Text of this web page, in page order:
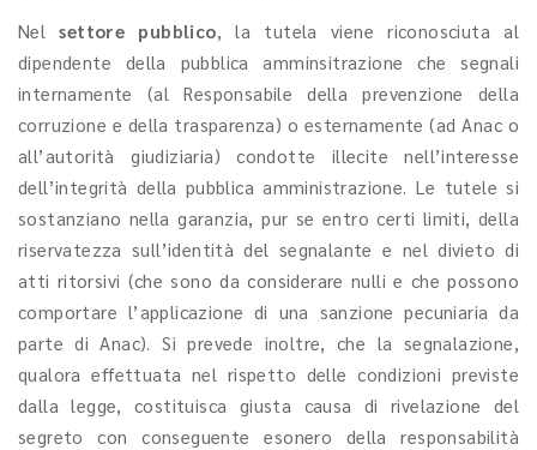
Nelsettore pubblico, la tutela viene riconosciuta al
dipendente della pubblica amminsitrazione che segnali
internamente (al Responsabile della prevenzione della
corruzione e della trasparenza) o esternamente (ad Anac o
all’autorità giudiziaria) condotte illecite nell’interesse
dell’integrità della pubblica amministrazione. Le tutele si
sostanziano nella garanzia, pur se entro certi limiti, della
riservatezza sull’identità del segnalante e nel divieto di
atti ritorsivi (che sono da considerare nulli e che possono
comportare l’applicazione di una sanzione pecuniaria da
parte di Anac). Si prevede inoltre, che la segnalazione,
qualora effettuata nel rispetto delle condizioni previste
dalla legge, costituisca giusta causa di rivelazione del
segreto con conseguente esonero della responsabilità